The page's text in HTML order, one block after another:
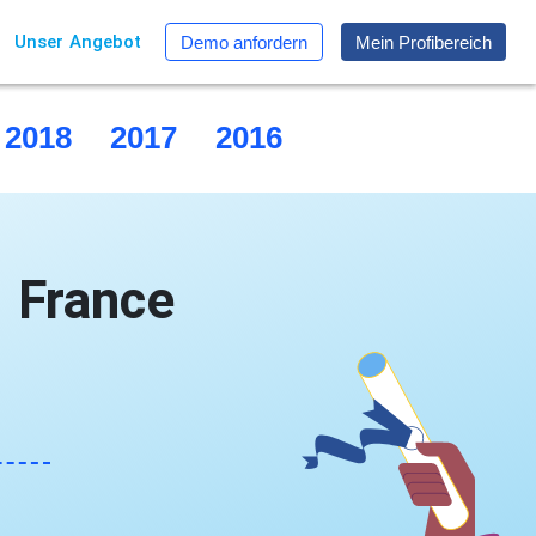
Unser Angebot Demo anfordern Mein Profibereich
2018 2017 2016